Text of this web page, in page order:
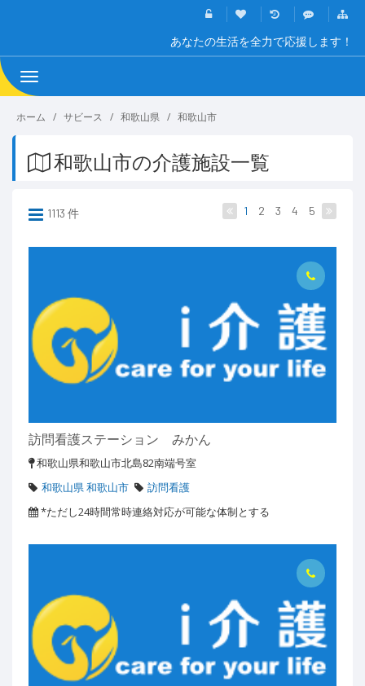
あなたの生活を全力で応援します！
Toggle
navigation
ホーム サビース 和歌山県 和歌山市
和歌山市の介護施設一覧
1113 件 1 2 3 4 5
訪問看護ステーション みかん
和歌山県和歌山市北島82南端号室
和歌山県 和歌山市
訪問看護
*ただし24時間常時連絡対応が可能な体制とする